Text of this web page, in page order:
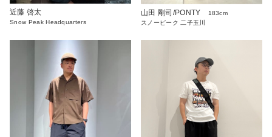
近藤 啓太
Snow Peak Headquarters
山田 剛司/PONTY
183cm
スノーピーク 二子玉川